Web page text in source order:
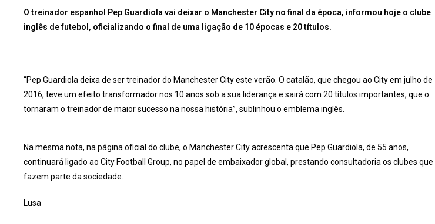
O treinador espanhol Pep Guardiola vai deixar o Manchester City no final da época, informou hoje o clube
inglês de futebol, oficializando o final de uma ligação de 10 épocas e 20 títulos.
“Pep Guardiola deixa de ser treinador do Manchester City este verão. O catalão, que chegou ao City em julho de
2016, teve um efeito transformador nos 10 anos sob a sua liderança e sairá com 20 títulos importantes, que o
tornaram o treinador de maior sucesso na nossa história”, sublinhou o emblema inglês.
Na mesma nota, na página oficial do clube, o Manchester City acrescenta que Pep Guardiola, de 55 anos,
continuará ligado ao City Football Group, no papel de embaixador global, prestando consultadoria os clubes que
fazem parte da sociedade.
Lusa